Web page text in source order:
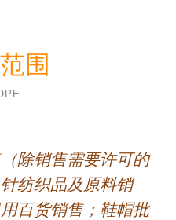
围
除销售需要许可的
纺织品及原料销
百货销售；鞋帽批